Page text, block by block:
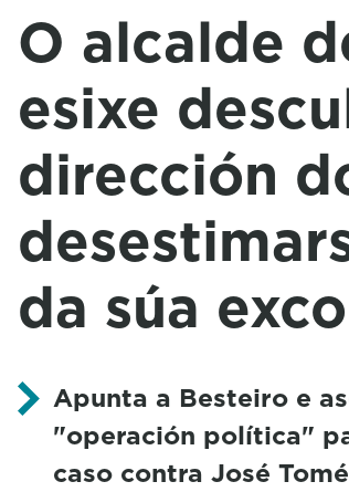
O alcalde
esixe
dirección
da súa
Apunta a Besteiro e
"operación política"
caso contra José Tomé